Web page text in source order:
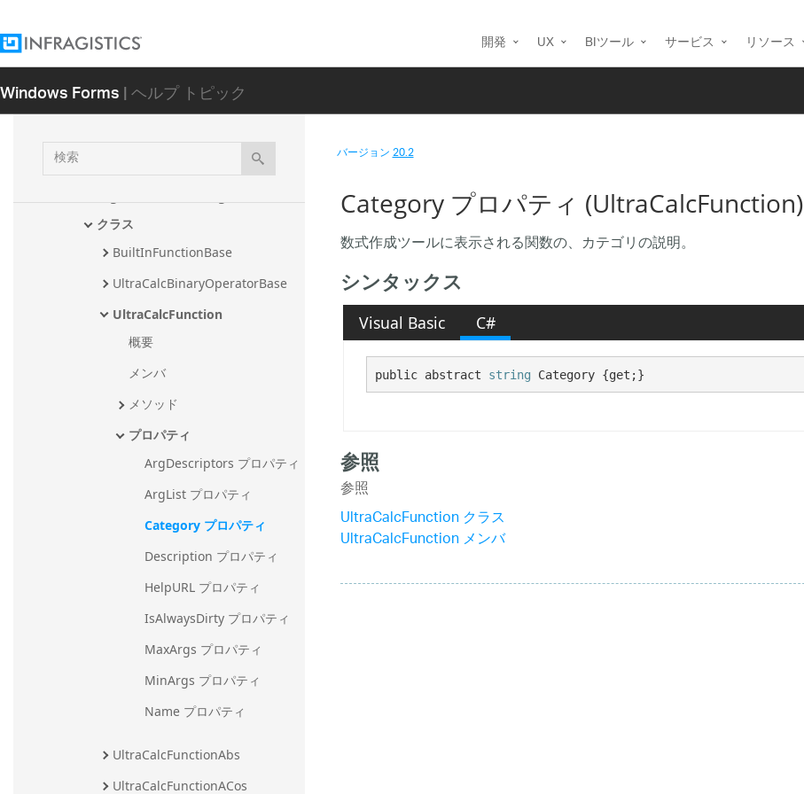
開発 UX BIツール サービス リソース
Windows Forms| ヘルプ トピック
検
索
Infragistics.Win.UltraWinCalcManager.F
ormulaBuilder アセンブリ
Infragistics.Win.UltraWinCalcManager
アセンブリ
Infragistics.Documents.Core 名前空
クラス
BuiltInFunctionBase
UltraCalcBinaryOperatorBase
UltraCalcFunction
概要
メンバ
メソッド
プロパティ
ArgDescriptors プロパティ
ArgList プロパティ
Category プロパティ
Description プロパティ
HelpURL プロパティ
IsAlwaysDirty プロパティ
MaxArgs プロパティ
MinArgs プロパティ
Name プロパティ
UltraCalcFunctionAbs
UltraCalcFunctionACos
バージョン20.2
Category プロパティ (UltraCalcFunction)
数式作成ツールに表示される関数の、カテゴリの説明。
シンタックス
Visual Basic C#
public abstract string Category {get;}
参照
参照
UltraCalcFunction クラス
UltraCalcFunction メンバ